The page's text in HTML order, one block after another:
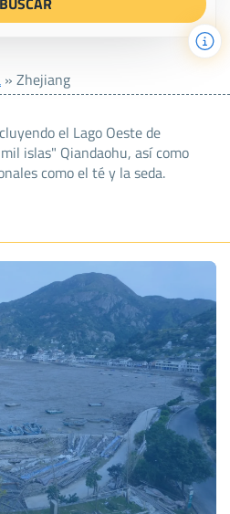
» Zhejiang
el Lago Oeste de
islas" Qiandaohu, así como
como el té y la seda.